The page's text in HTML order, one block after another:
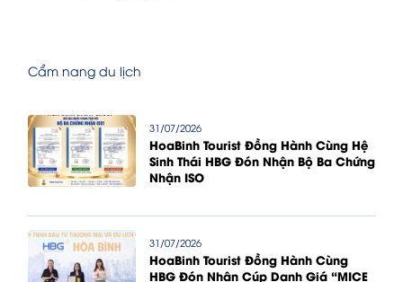
Cẩm nang du lịch
31/07/2026
HoaBinh Tourist Đồng Hành Cùng Hệ
Sinh Thái HBG Đón Nhận Bộ Ba Chứng
Nhận ISO
31/07/2026
HoaBinh Tourist Đồng Hành Cùng
HBG Đón Nhận Cúp Danh Giá “MICE